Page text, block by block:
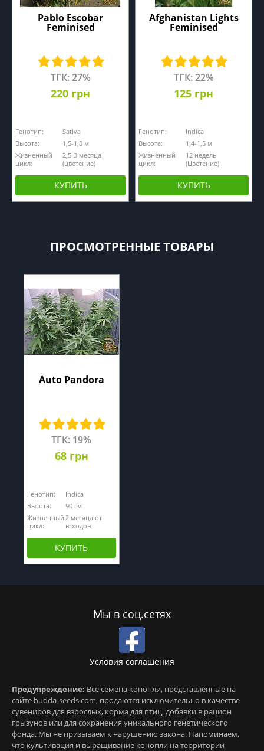
Pablo Escobar
Feminised
ТГК: 27%
220 грн
Генотип:
Sativa
Высота:
1,5-1,8 м
Жизненный
цикл:
2,5-3 месяца
(цветение)
КУПИТЬ
Afghanistan Lights
Feminised
ТГК: 22%
125 грн
Генотип:
Indica
Высота:
1,4-1,5 м
Жизненный
цикл:
12 недель
(Цветение)
КУПИТЬ
ПРОСМОТРЕННЫЕ ТОВАРЫ
Auto Pandora
ТГК: 19%
68 грн
Генотип:
Indica
Высота:
90 см
Жизненный
цикл:
2 месяца от
всходов
КУПИТЬ
Мы в соц.сетях
Условия соглашения
Предупреждение: Все семена конопли, представленные на
сайте budda-seeds.com, продаются исключительно в качестве
сувениров для взрослых, корма для птиц, добавки в рацион
грызунов или для сохранения уникального генетического
фонда. Мы не призываем к нарушению закона. Напоминаем,
что культивация и выращивание конопли на территории